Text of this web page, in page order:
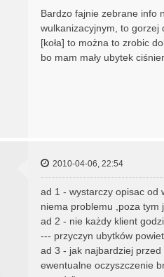
Bardzo fajnie zebrane info
wulkanizacyjnym, to gorzej
[koła] to można to zrobic
bo mam mały ubytek
2010-04-06, 22:54
ad 1 - wystarczy opisac od
niema problemu ,poza tym
ad 2 - nie każdy klient
--- przyczyn ubytków
ad 3 - jak najbardziej
ewentualne oczyszczenie